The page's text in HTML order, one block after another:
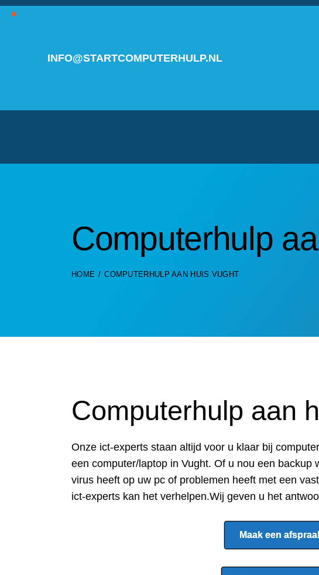
INFO@STARTCOMPUTERHULP.NL
Computerhulp
HOME COMPUTERHULP AAN HUIS VUGHT
Computerhulp aan
Onze ict-experts staan altijd voor u klaar bij
een computer/laptop in Vught. Of u nou een backup
virus heeft op uw pc of problemen heeft met een
ict-experts kan het verhelpen.Wij geven u het
Maak een